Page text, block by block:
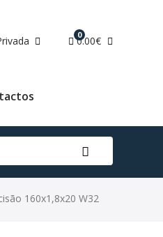
0
0.00€
160x1,8x20 W32